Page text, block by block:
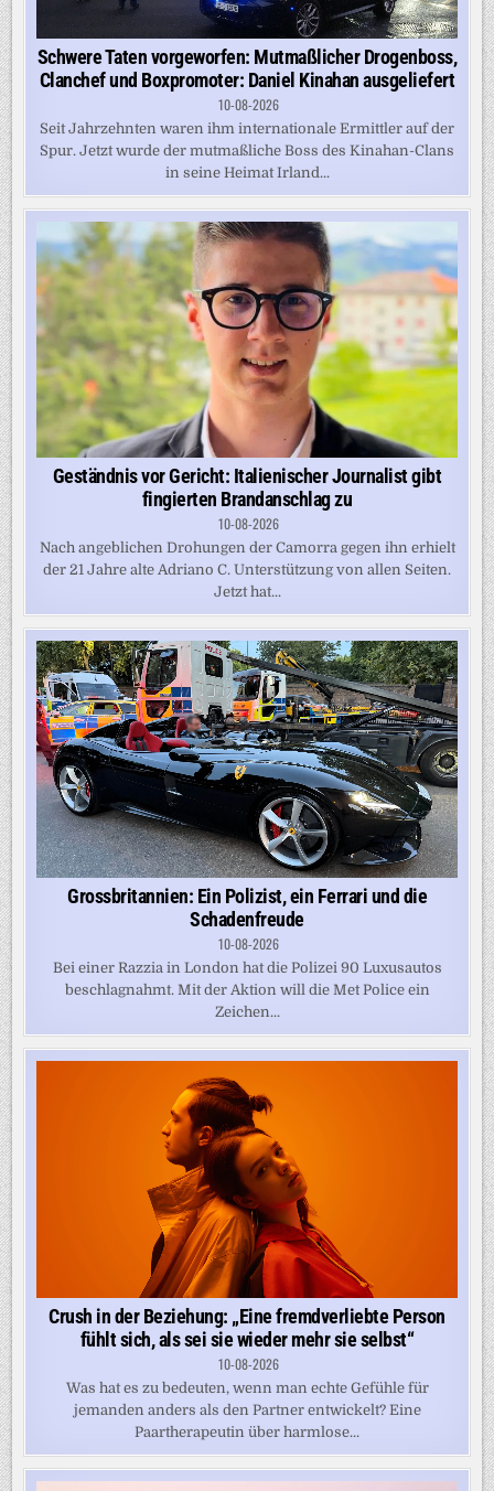
Schwere Taten vorgeworfen: Mutmaßlicher Drogenboss,
Clanchef und Boxpromoter: Daniel Kinahan ausgeliefert
10-08-2026
Seit Jahrzehnten waren ihm internationale Ermittler auf der
Spur. Jetzt wurde der mutmaßliche Boss des Kinahan-Clans
in seine Heimat Irland...
Geständnis vor Gericht: Italienischer Journalist gibt
fingierten Brandanschlag zu
10-08-2026
Nach angeblichen Drohungen der Camorra gegen ihn erhielt
der 21 Jahre alte Adriano C. Unterstützung von allen Seiten.
Jetzt hat...
Grossbritannien: Ein Polizist, ein Ferrari und die
Schadenfreude
10-08-2026
Bei einer Razzia in London hat die Polizei 90 Luxusautos
beschlagnahmt. Mit der Aktion will die Met Police ein
Zeichen...
Crush in der Beziehung: „Eine fremdverliebte Person
fühlt sich, als sei sie wieder mehr sie selbst“
10-08-2026
Was hat es zu bedeuten, wenn man echte Gefühle für
jemanden anders als den Partner entwickelt? Eine
Paartherapeutin über harmlose...